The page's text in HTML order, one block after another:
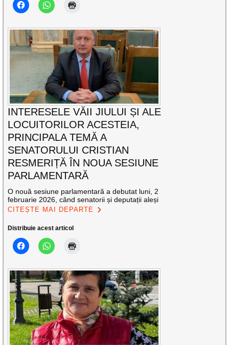
INTERESELE VĂII JIULUI ȘI ALE
LOCUITORILOR ACESTEIA,
PRINCIPALA TEMĂ A
SENATORULUI CRISTIAN
RESMERIȚĂ ÎN NOUA SESIUNE
PARLAMENTARĂ
O nouă sesiune parlamentară a debutat luni, 2
februarie 2026, când senatorii și deputații aleși
CITEȘTE MAI DEPARTE
Distribuie acest articol